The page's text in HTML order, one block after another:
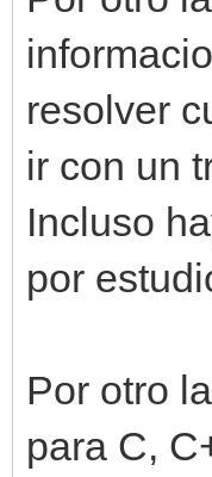
resolver
ir con un
Incluso
por
Por otro
para C,